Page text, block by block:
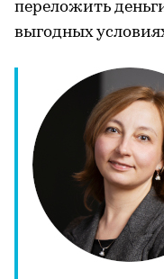
переложить
выгодных